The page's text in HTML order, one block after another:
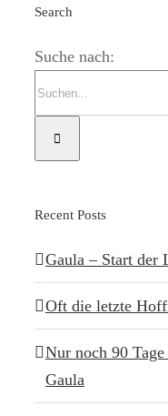
Search
Suche nach:
Recent Posts
Gaula – Start der
Oft die letzte
Nur noch 90
Gaula